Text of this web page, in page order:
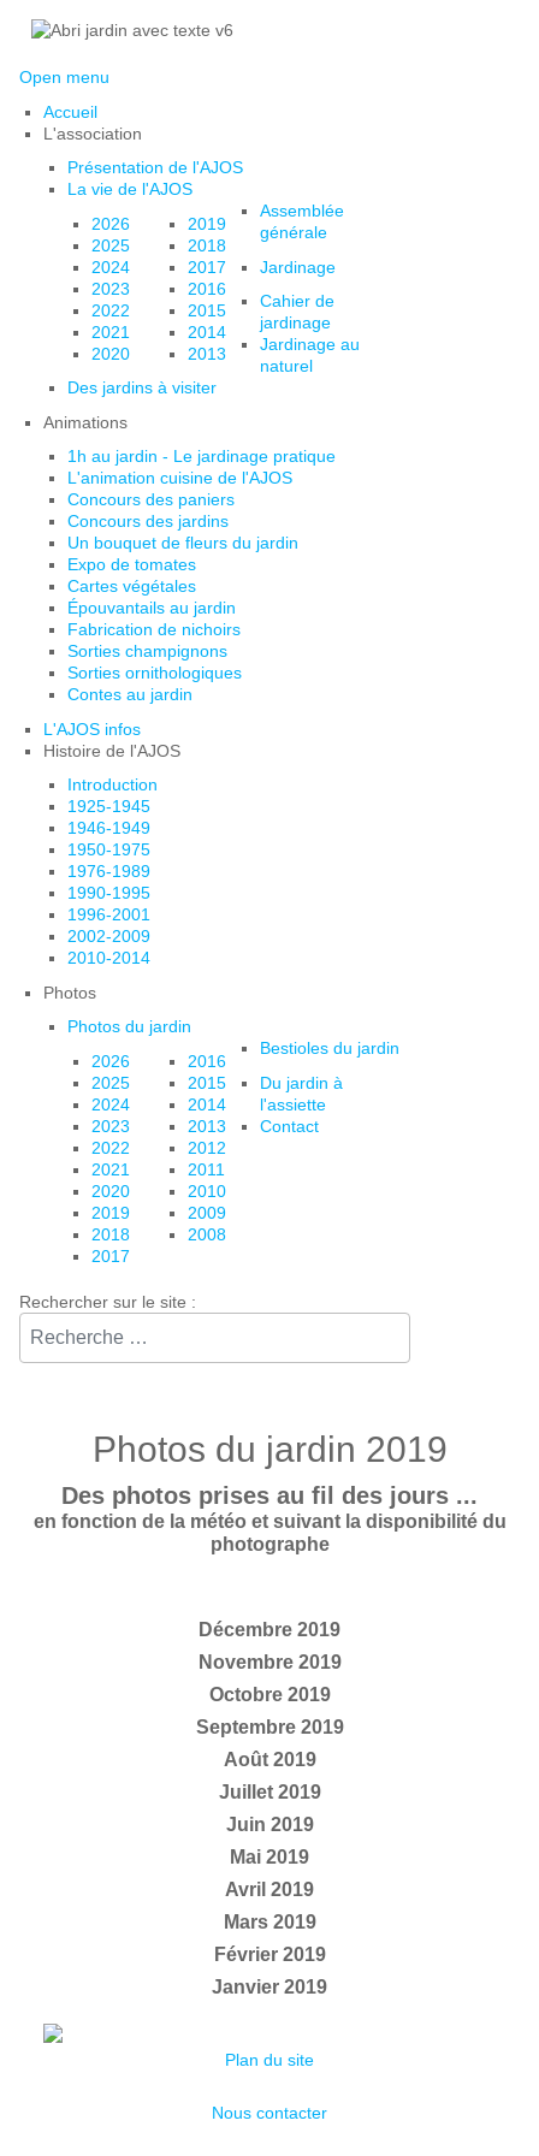
Open menu
Accueil
L'association
Présentation de l'AJOS
La vie de l'AJOS
2026
2025
2024
2023
2022
2021
2020
2019
2018
2017
2016
2015
2014
2013
Assemblée
générale
Jardinage
Cahier de
jardinage
Jardinage au
naturel
Des jardins à visiter
Animations
1h au jardin - Le jardinage pratique
L'animation cuisine de l'AJOS
Concours des paniers
Concours des jardins
Un bouquet de fleurs du jardin
Expo de tomates
Cartes végétales
Épouvantails au jardin
Fabrication de nichoirs
Sorties champignons
Sorties ornithologiques
Contes au jardin
L'AJOS infos
Histoire de l'AJOS
Introduction
1925-1945
1946-1949
1950-1975
1976-1989
1990-1995
1996-2001
2002-2009
2010-2014
Photos
Photos du jardin
2026
2025
2024
2023
2022
2021
2020
2019
2018
2017
2016
2015
2014
2013
2012
2011
2010
2009
2008
Bestioles du jardin
Du jardin à
l'assiette
Contact
Rechercher sur le site :⠀
Photos du jardin 2019
Des photos prises au fil des jours ...
en fonction de la météo et suivant la disponibilité du
photographe
Décembre 2019
Novembre 2019
Octobre 2019
Septembre 2019
Août 2019
Juillet 2019
Juin 2019
Mai 2019
Avril 2019
Mars 2019
Février 2019
Janvier 2019
Plan du site
Nous contacter